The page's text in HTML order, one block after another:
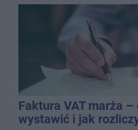
Faktura VAT marża
wystawić i jak